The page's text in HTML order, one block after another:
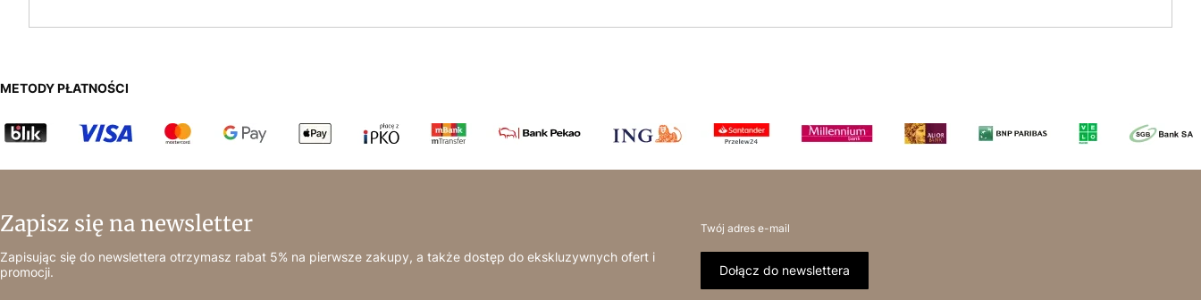
METODY PŁATNOŚCI
Zapisz się na newsletter
Zapisując się do newslettera otrzymasz rabat 5% na pierwsze zakupy, a także dostęp do ekskluzywnych ofert i
promocji.
Twój adres e-mail
Dołącz do newslettera